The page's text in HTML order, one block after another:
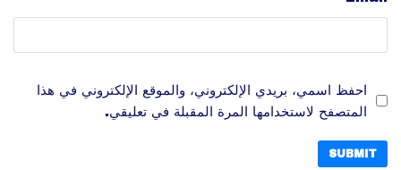
احفظ اسمي، بريدي الإلكتروني، والموقع الإلكتروني في هذا
المتصفح لاستخدامها المرة المقبلة في تعليقي.